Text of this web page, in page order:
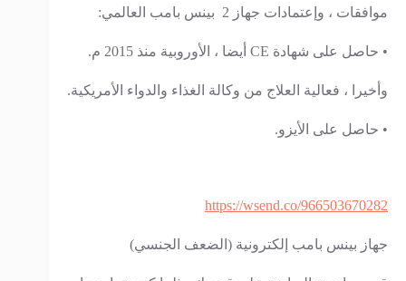
موافقات ، وإعتمادات جهاز 2 بينس بامب العالمي:
• حاصل على شهادة CE أيضا ، الأوروبية منذ 2015 م.
وأخيرا ، فعالية العلاج من وكالة الغذاء والدواء الأمريكية.
• حاصل على الأيزو.
https://wsend.co/966503670282
جهاز بينس بامب إلكترونية (الضعف الجنسي)